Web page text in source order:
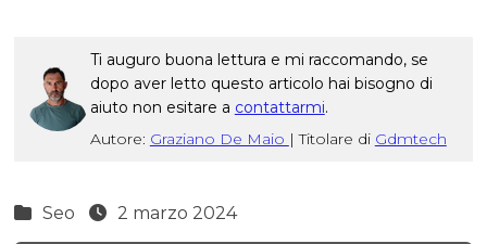
Ti auguro buona lettura e mi raccomando, se
dopo aver letto questo articolo hai bisogno di
aiuto non esitare a contattarmi.
Autore: Graziano De Maio | Titolare di Gdmtech
Seo 2 marzo 2024